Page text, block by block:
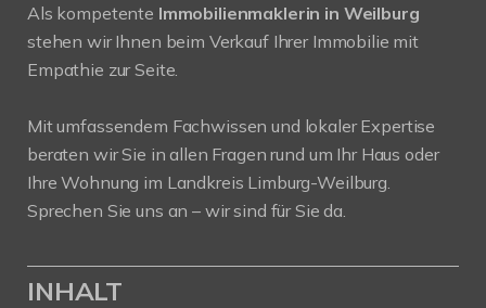
Als kompetente Immobilienmaklerin in Weilburg
stehen wir Ihnen beim Verkauf Ihrer Immobilie mit
Empathie zur Seite.
Mit umfassendem Fachwissen und lokaler Expertise
beraten wir Sie in allen Fragen rund um Ihr Haus oder
Ihre Wohnung im Landkreis Limburg-Weilburg.
Sprechen Sie uns an – wir sind für Sie da.
INHALT